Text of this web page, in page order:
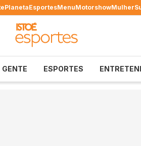
PlanetaEsportesMenuMotorshowMulher
GENTE ESPORTES